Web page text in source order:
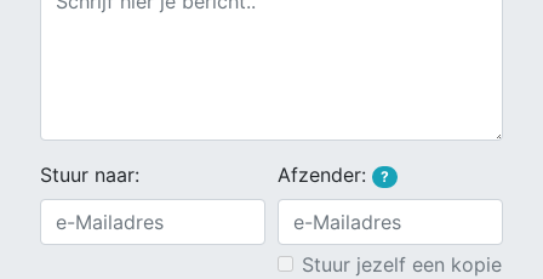
Stuur naar: Afzender: ?
Stuur jezelf een kopie